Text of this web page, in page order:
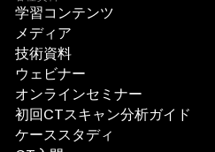
学習コンテンツ
メディア
技術資料
ウェビナー
オンラインセミナー
初回CTスキャン分析ガイド
ケーススタディ